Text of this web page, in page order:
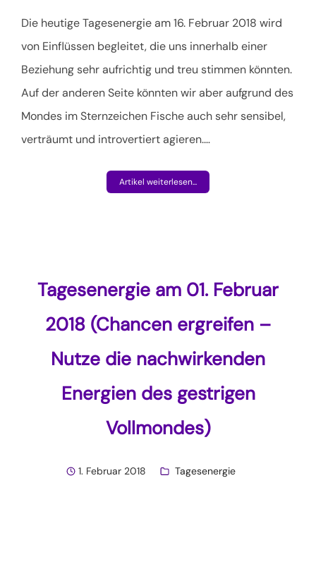
Die heutige Tagesenergie am 16. Februar 2018 wird
von Einflüssen begleitet, die uns innerhalb einer
Beziehung sehr aufrichtig und treu stimmen könnten.
Auf der anderen Seite könnten wir aber aufgrund des
Mondes im Sternzeichen Fische auch sehr sensibel,
verträumt und introvertiert agieren.…
Artikel weiterlesen...
Tagesenergie am 01. Februar
2018 (Chancen ergreifen –
Nutze die nachwirkenden
Energien des gestrigen
Vollmondes)
1. Februar 2018 Tagesenergie